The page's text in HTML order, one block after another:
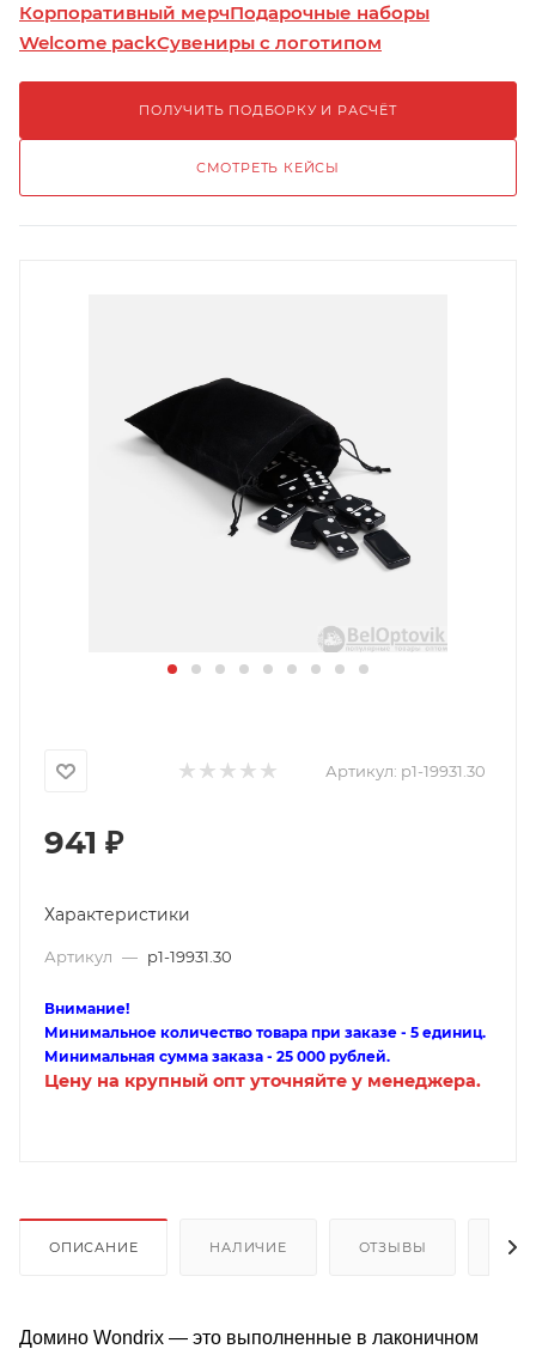
Корпоративный мерчПодарочные наборы
Welcome packСувениры с логотипом
ПОЛУЧИТЬ ПОДБОРКУ И РАСЧЁТ
СМОТРЕТЬ КЕЙСЫ
Артикул: p1-19931.30
941 ₽
Характеристики
Артикул — p1-19931.30
Внимание!
Минимальное количество товара при заказе - 5 единиц.
Минимальная сумма заказа - 25 000 рублей.
Цену на крупный опт уточняйте у менеджера.
ОПИСАНИЕ НАЛИЧИЕ ОТЗЫВЫ
Домино Wondrix — это выполненные в лаконичном